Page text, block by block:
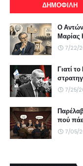
ΔΗΜΟΦΙΛΗ
Ο
Μαρίας
7/22/
Γιατί
7/25/
πού
7/05/